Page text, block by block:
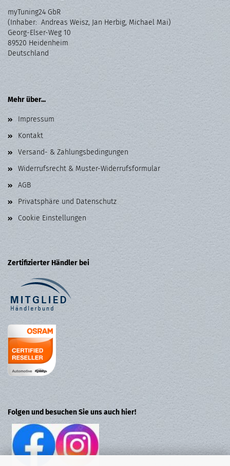
myTuning24 GbR
(Inhaber: Andreas Weisz, Jan Herbig, Michael Mai)
Georg-Elser-Weg 10
89520 Heidenheim
Deutschland
Mehr über...
Impressum
Kontakt
Versand- & Zahlungsbedingungen
Widerrufsrecht & Muster-Widerrufsformular
AGB
Privatsphäre und Datenschutz
Cookie Einstellungen
Zertifizierter Händler bei
Folgen und besuchen Sie uns auch hier!